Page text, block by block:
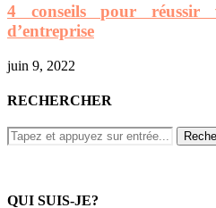
4 conseils pour réussir
d’entreprise
juin 9, 2022
RECHERCHER
QUI SUIS-JE?